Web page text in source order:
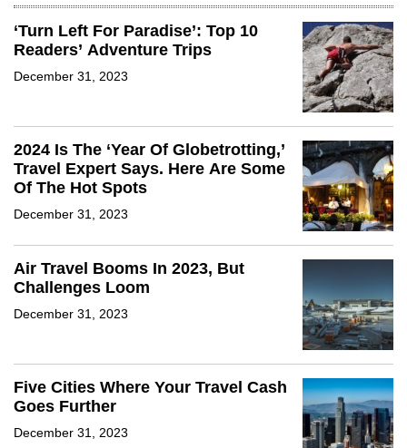
‘Turn Left For Paradise’: Top 10
Readers’ Adventure Trips
December 31, 2023
2024 Is The ‘Year Of Globetrotting,’
Travel Expert Says. Here Are Some
Of The Hot Spots
December 31, 2023
Air Travel Booms In 2023, But
Challenges Loom
December 31, 2023
Five Cities Where Your Travel Cash
Goes Further
December 31, 2023